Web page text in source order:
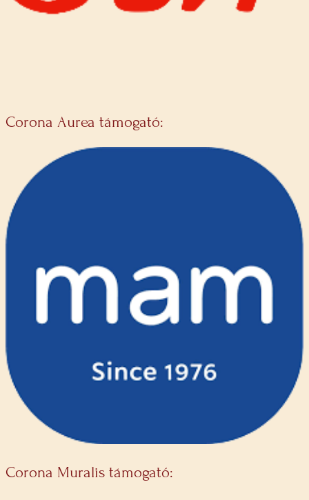
Corona Aurea támogató:
Corona Muralis támogató: